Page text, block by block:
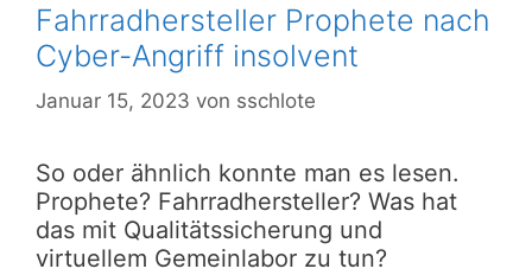
Fahrradhersteller Prophete nach
Cyber-Angriff insolvent
Januar 15, 2023 von sschlote
So oder ähnlich konnte man es lesen.
Prophete? Fahrradhersteller? Was hat
das mit Qualitätssicherung und
virtuellem Gemeinlabor zu tun?